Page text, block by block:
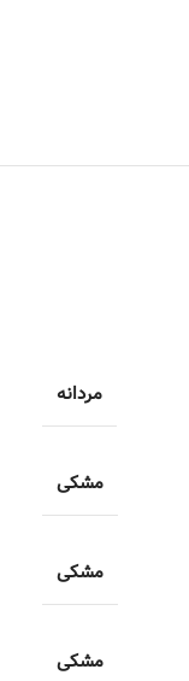
مردانه
مشکی
مشکی
مشکی